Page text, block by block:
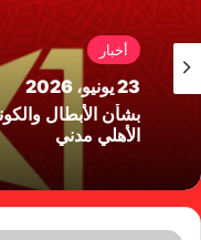
أخبار
23 يونيو، 2026
بشأن الأبطال
الأهلي مدني